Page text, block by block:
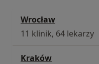
Wrocław
11 klinik, 64 lekarzy
Kraków